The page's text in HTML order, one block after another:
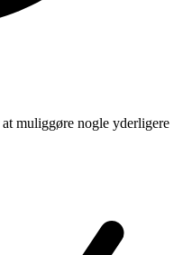
muliggøre nogle yderligere